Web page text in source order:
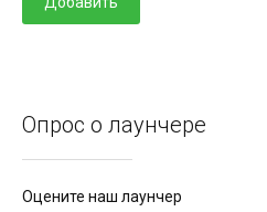
Опрос о лаунчере
Оцените наш лаунчер